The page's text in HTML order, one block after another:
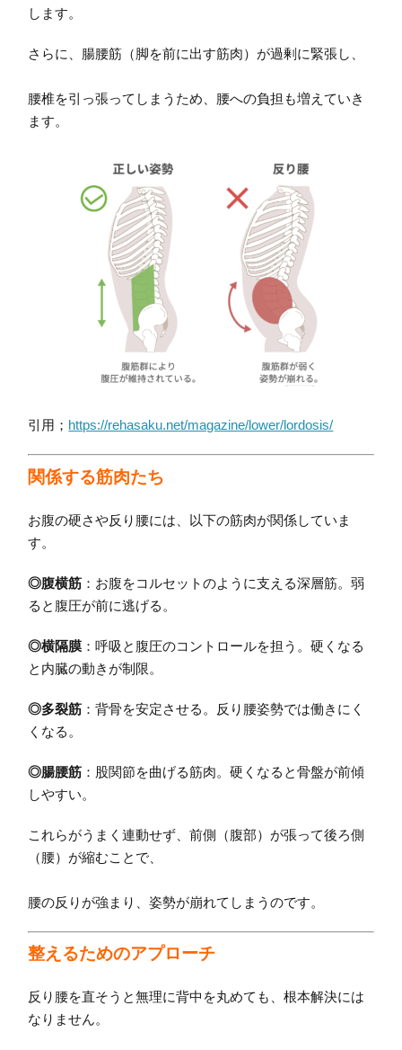
します。
さらに、腸腰筋（脚を前に出す筋肉）が過剰に緊張し、
腰椎を引っ張ってしまうため、腰への負担も増えていき
ます。
引用； https://rehasaku.net/magazine/lower/lordosis/
関係する筋肉たち
お腹の硬さや反り腰には、以下の筋肉が関係していま
す。
◎腹横筋 ：お腹をコルセットのように支える深層筋。弱
ると腹圧が前に逃げる。
◎横隔膜 ：呼吸と腹圧のコントロールを担う。硬くなる
と内臓の動きが制限。
◎多裂筋 ：背骨を安定させる。反り腰姿勢では働きにく
くなる。
◎腸腰筋 ：股関節を曲げる筋肉。硬くなると骨盤が前傾
しやすい。
これらがうまく連動せず、前側（腹部）が張って後ろ側
（腰）が縮むことで、
腰の反りが強まり、姿勢が崩れてしまうのです。
整えるためのアプローチ
反り腰を直そうと無理に背中を丸めても、根本解決には
なりません。